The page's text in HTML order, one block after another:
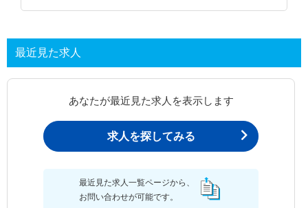
最近見た求人
あなたが最近見た求人を表示します
求人を探してみる
最近見た求人一覧ページから、
お問い合わせが可能です。